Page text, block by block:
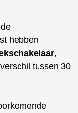
hebben
,
tussen 30